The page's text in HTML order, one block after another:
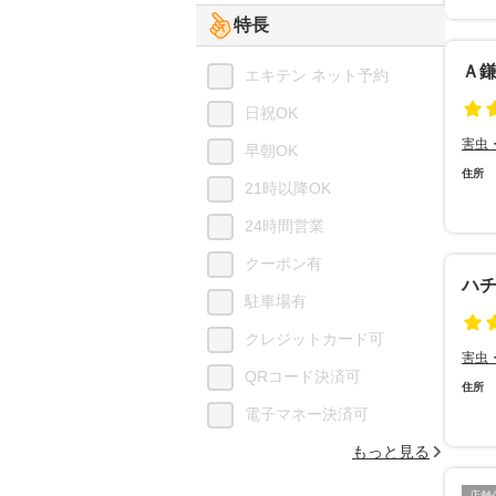
Ａ
害虫
住所
ハ
害虫
住所
特長
エキテン ネット予約
日祝OK
早朝OK
21時以降OK
24時間営業
クーポン有
駐車場有
クレジットカード可
QRコード決済可
電子マネー決済可
もっと見る